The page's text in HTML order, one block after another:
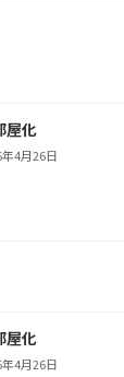
屋化
4月26日
屋化
4月26日